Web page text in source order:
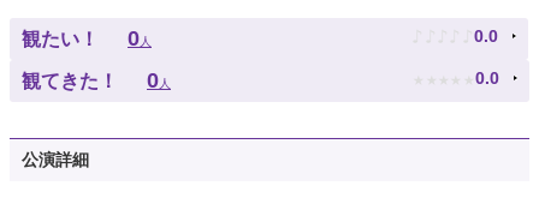
観たい！ 0人 ♪ ♪ ♪ ♪ ♪ 0.0
観てきた！ 0人 ★ ★ ★ ★ ★ 0.0
公演詳細